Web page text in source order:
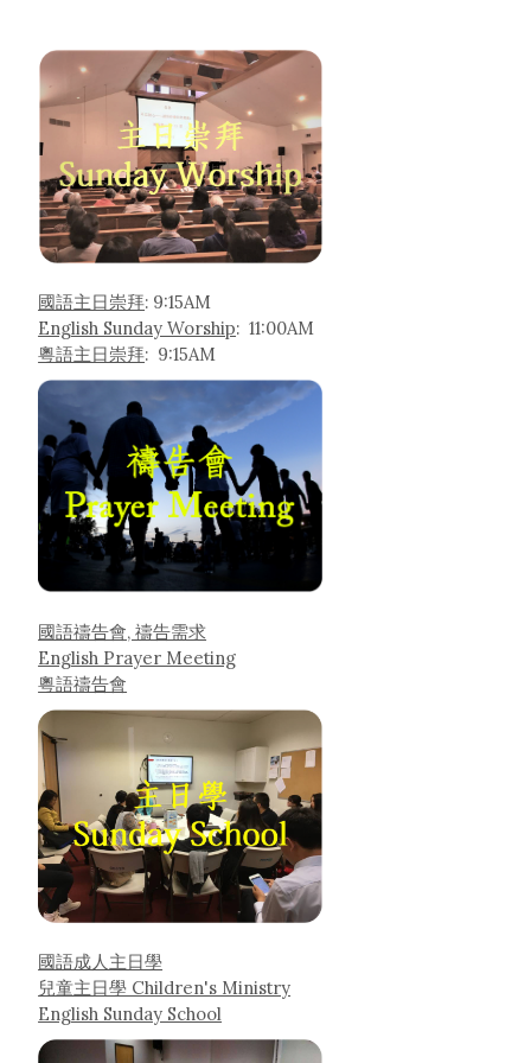
國語主日崇拜: 9:15AM
English Sunday Worship: 11:00AM
粵語主日崇拜: 9:15AM
國語禱告會, 禱告需求
English Prayer Meeting
粵語禱告會
國語成人主日學
兒童主日學 Children's Ministry
English Sunday School